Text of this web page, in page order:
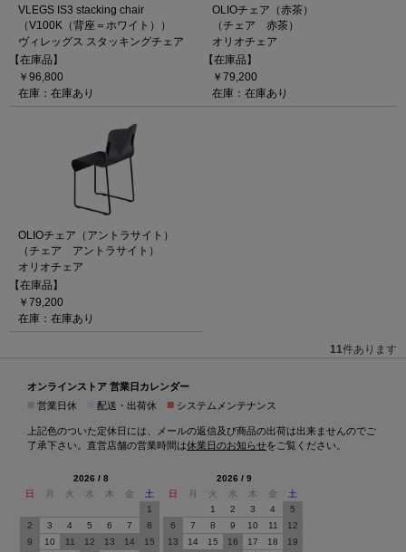
VLEGS IS3 stacking chair
（V100K（背座＝ホワイト））
ヴィレッグス スタッキングチェア
【在庫品】
￥96,800
在庫：在庫あり
OLIOチェア（赤茶）
（チェア 赤茶）
オリオチェア
【在庫品】
￥79,200
在庫：在庫あり
OLIOチェア（アントラサイト）
（チェア アントラサイト）
オリオチェア
【在庫品】
￥79,200
在庫：在庫あり
11件あります
オンラインストア 営業日カレンダー
営業日休 配送・出荷休 ■ システムメンテナンス
上記色のついた定休日には、メールの返信及び商品の出荷は出来ませんのでご
了承下さい。直営店舗の営業時間は休業日のお知らせをご覧ください。
2026 / 8
日
月 火 水 木 金
土
1
2
3 4 5 6 7
8
9
10 11 12 13 14
15
2026 / 9
日
月 火 水 木 金
土
1
2 3 4
5
6
7 8 9 10 11
12
13
14 15 16 17 18
19